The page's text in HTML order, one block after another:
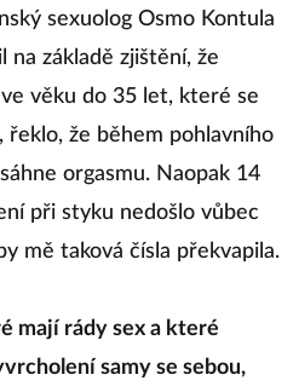
sexuolog Osmo Kontula
základě zjištění, že
věku do 35 let, které se
řeklo, že během pohlavního
orgasmu. Naopak 14
při styku nedošlo vůbec
mě taková čísla překvapila.
mají rády sex a které
samy se sebou,